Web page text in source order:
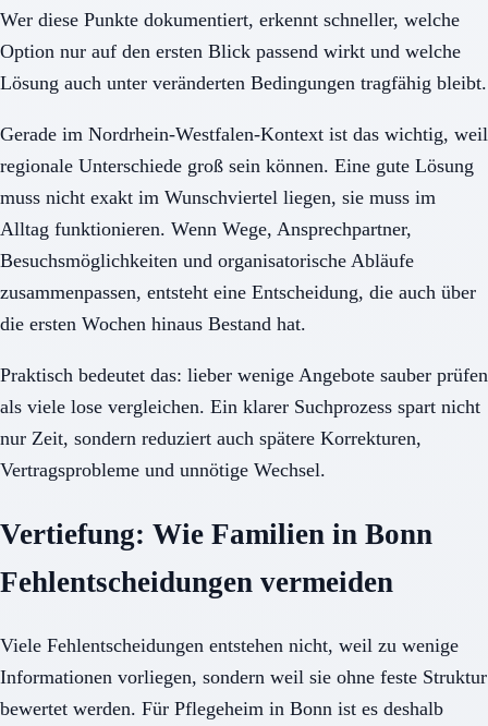
Wer diese Punkte dokumentiert, erkennt schneller, welche
Option nur auf den ersten Blick passend wirkt und welche
Lösung auch unter veränderten Bedingungen tragfähig bleibt.
Gerade im Nordrhein-Westfalen-Kontext ist das wichtig, weil
regionale Unterschiede groß sein können. Eine gute Lösung
muss nicht exakt im Wunschviertel liegen, sie muss im
Alltag funktionieren. Wenn Wege, Ansprechpartner,
Besuchsmöglichkeiten und organisatorische Abläufe
zusammenpassen, entsteht eine Entscheidung, die auch über
die ersten Wochen hinaus Bestand hat.
Praktisch bedeutet das: lieber wenige Angebote sauber prüfen
als viele lose vergleichen. Ein klarer Suchprozess spart nicht
nur Zeit, sondern reduziert auch spätere Korrekturen,
Vertragsprobleme und unnötige Wechsel.
Vertiefung: Wie Familien in Bonn
Fehlentscheidungen vermeiden
Viele Fehlentscheidungen entstehen nicht, weil zu wenige
Informationen vorliegen, sondern weil sie ohne feste Struktur
bewertet werden. Für Pflegeheim in Bonn ist es deshalb